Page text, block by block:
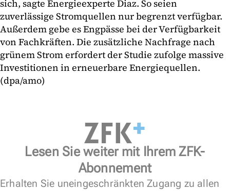
sich, sagte Energieexperte Diaz. So seien
zuverlässige Stromquellen nur begrenzt verfügbar.
Außerdem gebe es Engpässe bei der Verfügbarkeit
von Fachkräften. Die zusätzliche Nachfrage nach
grünem Strom erfordert der Studie zufolge massive
Investitionen in erneuerbare Energiequellen.
(dpa/amo)
Lesen Sie weiter mit Ihrem ZFK-
Abonnement
Erhalten Sie uneingeschränkten Zugang zu allen